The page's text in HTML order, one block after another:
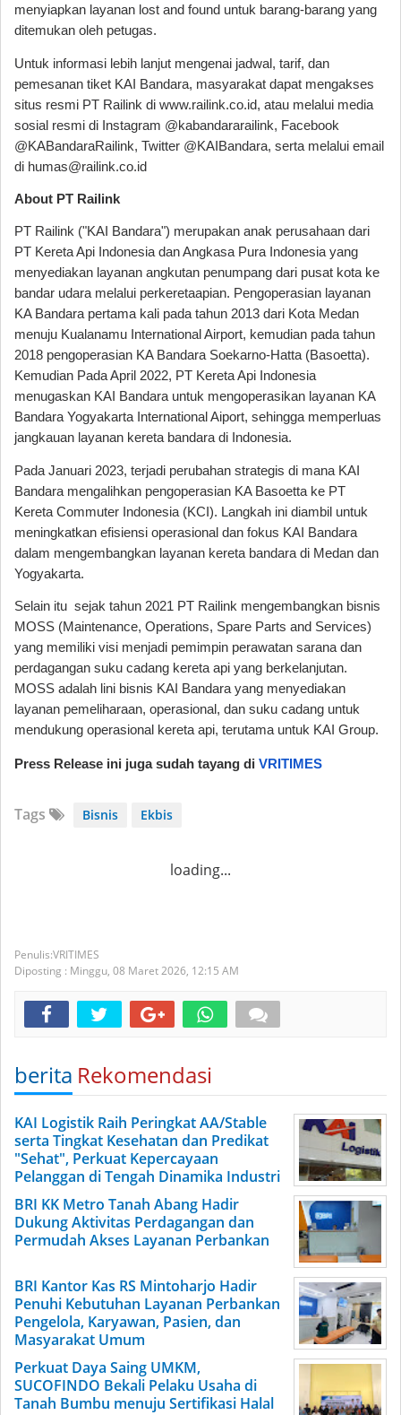
menyiapkan layanan lost and found untuk barang-barang yang
ditemukan oleh petugas.
Untuk informasi lebih lanjut mengenai jadwal, tarif, dan
pemesanan tiket KAI Bandara, masyarakat dapat mengakses
situs resmi PT Railink di www.railink.co.id, atau melalui media
sosial resmi di Instagram @kabandararailink, Facebook
@KABandaraRailink, Twitter @KAIBandara, serta melalui email
di humas@railink.co.id
About PT Railink
PT Railink ("KAI Bandara") merupakan anak perusahaan dari
PT Kereta Api Indonesia dan Angkasa Pura Indonesia yang
menyediakan layanan angkutan penumpang dari pusat kota ke
bandar udara melalui perkeretaapian. Pengoperasian layanan
KA Bandara pertama kali pada tahun 2013 dari Kota Medan
menuju Kualanamu International Airport, kemudian pada tahun
2018 pengoperasian KA Bandara Soekarno-Hatta (Basoetta).
Kemudian Pada April 2022, PT Kereta Api Indonesia
menugaskan KAI Bandara untuk mengoperasikan layanan KA
Bandara Yogyakarta International Aiport, sehingga memperluas
jangkauan layanan kereta bandara di Indonesia.
Pada Januari 2023, terjadi perubahan strategis di mana KAI
Bandara mengalihkan pengoperasian KA Basoetta ke PT
Kereta Commuter Indonesia (KCI). Langkah ini diambil untuk
meningkatkan efisiensi operasional dan fokus KAI Bandara
dalam mengembangkan layanan kereta bandara di Medan dan
Yogyakarta.
Selain itu sejak tahun 2021 PT Railink mengembangkan bisnis
MOSS (Maintenance, Operations, Spare Parts and Services)
yang memiliki visi menjadi pemimpin perawatan sarana dan
perdagangan suku cadang kereta api yang berkelanjutan.
MOSS adalah lini bisnis KAI Bandara yang menyediakan
layanan pemeliharaan, operasional, dan suku cadang untuk
mendukung operasional kereta api, terutama untuk KAI Group.
Press Release ini juga sudah tayang di VRITIMES
Tags Bisnis Ekbis
loading...
VRITIMES
Diposting : Minggu, 08 Maret 2026, 12:15 AM
berita Rekomendasi
KAI Logistik Raih Peringkat AA/Stable
serta Tingkat Kesehatan dan Predikat
"Sehat", Perkuat Kepercayaan
Pelanggan di Tengah Dinamika Industri
BRI KK Metro Tanah Abang Hadir
Dukung Aktivitas Perdagangan dan
Permudah Akses Layanan Perbankan
BRI Kantor Kas RS Mintoharjo Hadir
Penuhi Kebutuhan Layanan Perbankan
Pengelola, Karyawan, Pasien, dan
Masyarakat Umum
Perkuat Daya Saing UMKM,
SUCOFINDO Bekali Pelaku Usaha di
Tanah Bumbu menuju Sertifikasi Halal